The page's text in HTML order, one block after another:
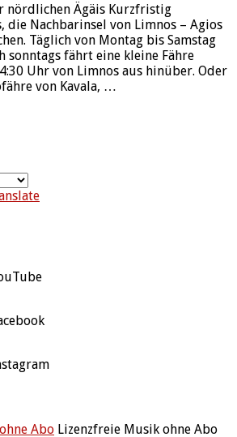
nördlichen Ägäis Kurzfristig
die Nachbarinsel von Limnos – Agios
Täglich von Montag bis Samstag
sonntags fährt eine kleine Fähre
Uhr von Limnos aus hinüber. Oder
von Kavala, …
Lizenzfreie Musik ohne Abo